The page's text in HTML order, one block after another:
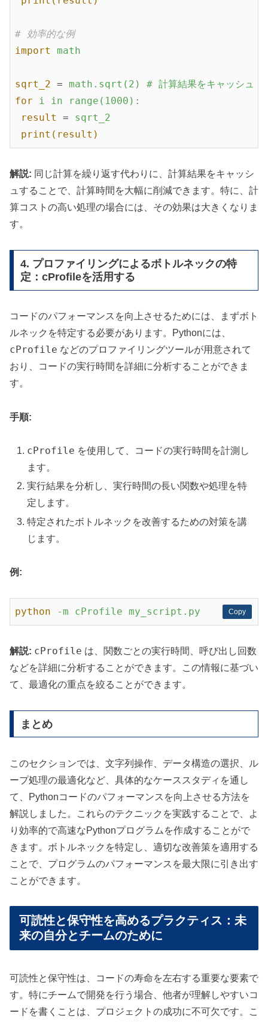
# 効率的な例
import
math
sqrt_2 = math.sqrt(2) # 計算結果をキャッシュ
for
i in range(1000):
result
= sqrt_2
print(result)
解説: 同じ計算を繰り返す代わりに、計算結果をキャッシ
ュすることで、計算時間を大幅に削減できます。特に、計
算コストの高い処理の場合には、その効果は大きくなりま
す。
4. プロファイリングによるボトルネックの特
定：cProfileを活用する
コードのパフォーマンスを向上させるためには、まずボト
ルネックを特定する必要があります。Pythonには、
cProfile などのプロファイリングツールが用意されて
おり、コードの実行時間を詳細に分析することができま
す。
手順:
cProfile を使用して、コードの実行時間を計測し
ます。
実行結果を分析し、実行時間の長い関数や処理を特
定します。
特定されたボトルネックを改善するための対策を講
じます。
例:
Copy
Copy
python -m cProfile my_script.py
解説: cProfile は、関数ごとの実行時間、呼び出し回数
などを詳細に分析することができます。この情報に基づい
て、最適化の重点を絞ることができます。
まとめ
このセクションでは、文字列操作、データ構造の選択、ル
ープ処理の最適化など、具体的なケーススタディを通し
て、Pythonコードのパフォーマンスを向上させる方法を
解説しました。これらのテクニックを実践することで、よ
り効率的で高速なPythonプログラムを作成することがで
きます。ボトルネックを特定し、適切な改善策を適用する
ことで、プログラムのパフォーマンスを最大限に引き出す
ことができます。
可読性と保守性を高めるプラクティス：未
来の自分とチームのために
可読性と保守性は、コードの寿命を左右する重要な要素で
す。特にチームで開発を行う場合、他者が理解しやすいコ
ードを書くことは、プロジェクトの成功に不可欠です。こ